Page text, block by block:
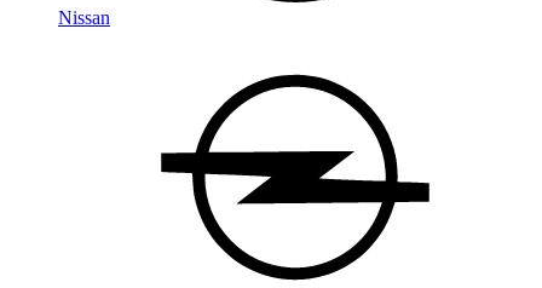
Nissan